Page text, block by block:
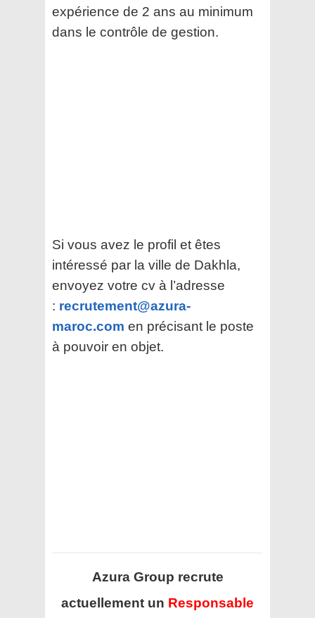
expérience de 2 ans au minimum
dans le contrôle de gestion.
Si vous avez le profil et êtes
intéressé par la ville de Dakhla,
envoyez votre cv à l’adresse
: recrutement@azura-
maroc.com en précisant le poste
à pouvoir en objet.
Azura Group recrute
actuellement un Responsable